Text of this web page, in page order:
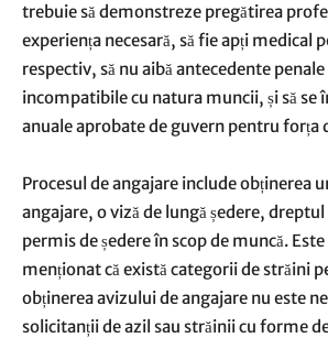
trebuie să demonstreze pregătirea
experiența necesară, să fie apți medical
respectiv, să nu aibă antecedente penale
incompatibile cu natura muncii, și să se
anuale aprobate de guvern pentru forța
Procesul de angajare include obținerea
angajare, o viză de lungă ședere, dreptul
permis de ședere în scop de muncă.
menționat că există categorii de străini
obținerea avizului de angajare nu este
solicitanții de azil sau străinii cu forme